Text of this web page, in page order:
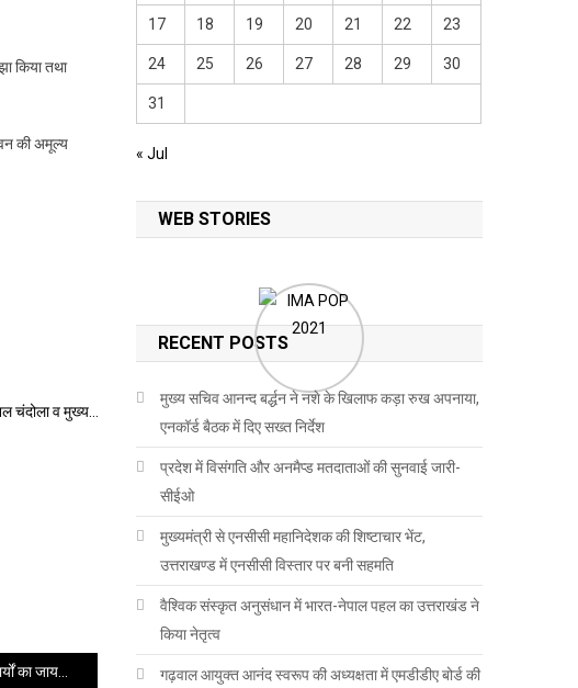
किया तथा
की अमूल्य
चंदोला व मुख्य…
17 18 19 20 21 22 23
24 25 26 27 28 29 30
31
« Jul
WEB STORIES
RECENT POSTS
मुख्य सचिव आनन्द बर्द्धन ने नशे के खिलाफ कड़ा रुख अपनाया,
एनकॉर्ड बैठक में दिए सख्त निर्देश
प्रदेश में विसंगति और अनमैप्ड मतदाताओं की सुनवाई जारी-
सीईओ
मुख्यमंत्री से एनसीसी महानिदेशक की शिष्टाचार भेंट,
उत्तराखण्ड में एनसीसी विस्तार पर बनी सहमति
वैश्विक संस्कृत अनुसंधान में भारत-नेपाल पहल का उत्तराखंड ने
किया नेतृत्व
गढ़वाल आयुक्त आनंद स्वरूप की अध्यक्षता में एमडीडीए बोर्ड की